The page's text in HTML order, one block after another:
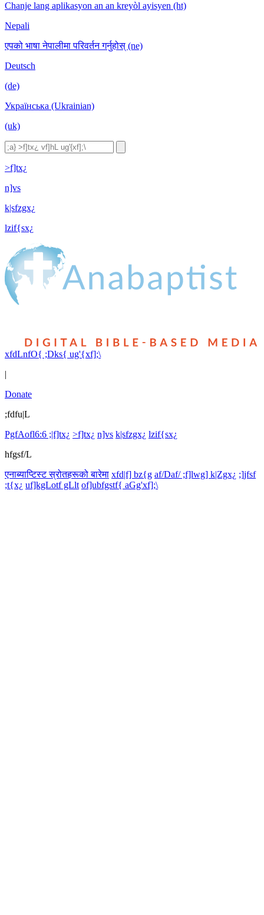
Chanje lang aplikasyon an an kreyòl ayisyen (ht)
Nepali
एपको भाषा नेपालीमा परिवर्तन गर्नुहोस् (ne)
Deutsch
(de)
Українська (Ukrainian)
(uk)
>f]tx¿
n]vs
k|sfzgx¿
lzif{sx¿
xfdLnfO{ ;Dks{ ug'{xf];\
|
Donate
;fdfu|L
PgfAofl6:6 ;|f]tx¿ >f]tx¿ n]vs k|sfzgx¿ lzif{sx¿
hfgsf/L
एनाब्याप्टिस्ट स्रोतहरूको बारेमा xfd|f] bz{g af/Daf/ ;f]lwg] k|Zgx¿ ;]jfsf
;t{x¿ uf]kgLotf gLlt of]ubfgstf{ aGg'xf];\